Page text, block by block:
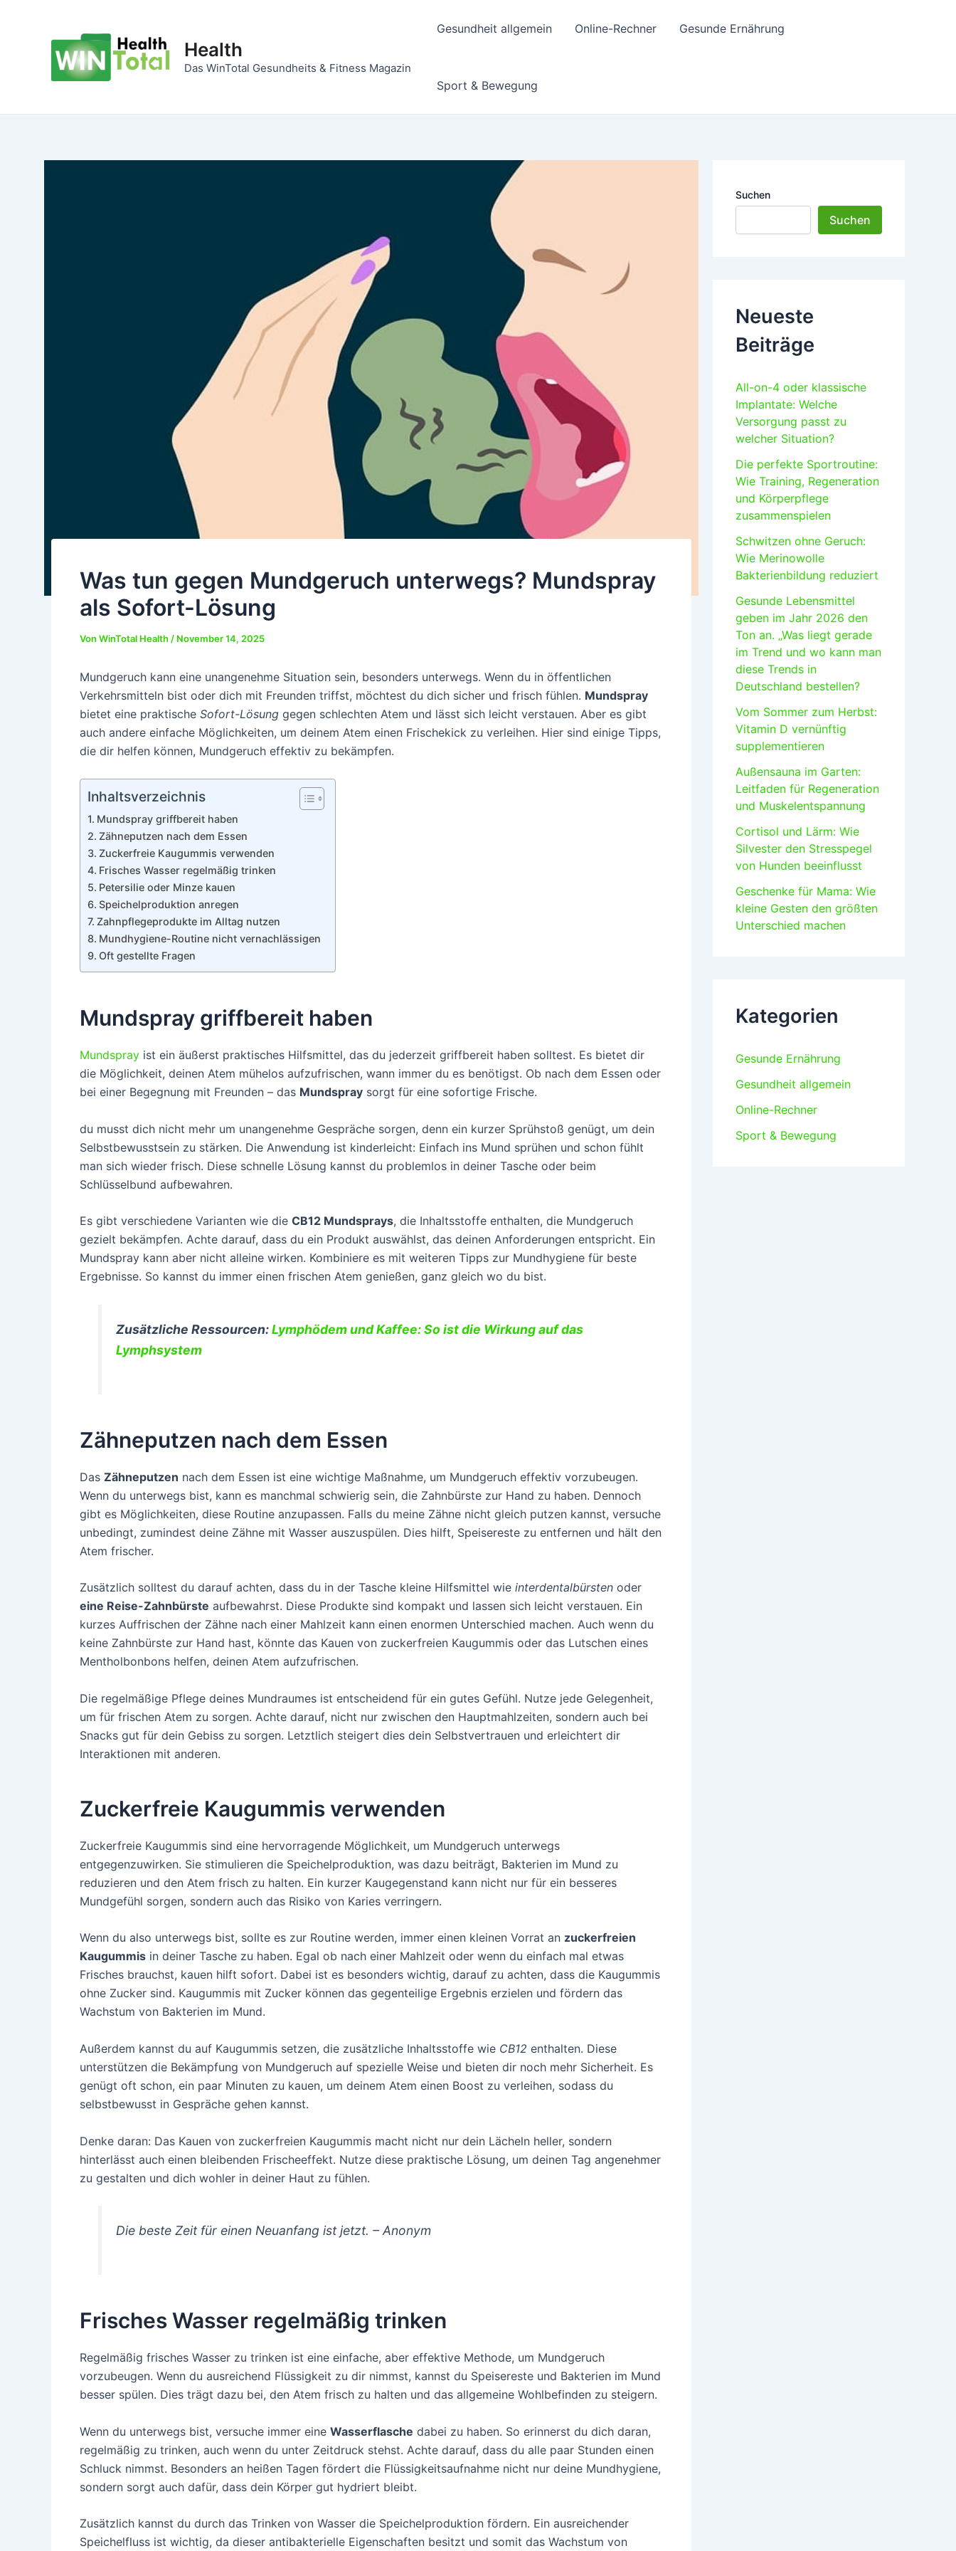
Health
Das WinTotal Gesundheits & Fitness Magazin
Gesundheit allgemein Online-Rechner Gesunde Ernährung
Sport & Bewegung
Was tun gegen Mundgeruch unterwegs? Mundspray
als Sofort-Lösung
Von WinTotal Health/ November 14, 2025
Mundgeruch kann eine unangenehme Situation sein, besonders unterwegs. Wenn du in öffentlichen
Verkehrsmitteln bist oder dich mit Freunden triffst, möchtest du dich sicher und frisch fühlen. Mundspray
bietet eine praktische Sofort-Lösung gegen schlechten Atem und lässt sich leicht verstauen. Aber es gibt
auch andere einfache Möglichkeiten, um deinem Atem einen Frischekick zu verleihen. Hier sind einige Tipps,
die dir helfen können, Mundgeruch effektiv zu bekämpfen.
Inhaltsverzeichnis
Mundspray griffbereit haben
Zähneputzen nach dem Essen
Zuckerfreie Kaugummis verwenden
Frisches Wasser regelmäßig trinken
Petersilie oder Minze kauen
Speichelproduktion anregen
Zahnpflegeprodukte im Alltag nutzen
Mundhygiene-Routine nicht vernachlässigen
Oft gestellte Fragen
Mundspray griffbereit haben
Mundspray ist ein äußerst praktisches Hilfsmittel, das du jederzeit griffbereit haben solltest. Es bietet dir
die Möglichkeit, deinen Atem mühelos aufzufrischen, wann immer du es benötigst. Ob nach dem Essen oder
bei einer Begegnung mit Freunden – das Mundspray sorgt für eine sofortige Frische.
du musst dich nicht mehr um unangenehme Gespräche sorgen, denn ein kurzer Sprühstoß genügt, um dein
Selbstbewusstsein zu stärken. Die Anwendung ist kinderleicht: Einfach ins Mund sprühen und schon fühlt
man sich wieder frisch. Diese schnelle Lösung kannst du problemlos in deiner Tasche oder beim
Schlüsselbund aufbewahren.
Es gibt verschiedene Varianten wie die CB12 Mundsprays, die Inhaltsstoffe enthalten, die Mundgeruch
gezielt bekämpfen. Achte darauf, dass du ein Produkt auswählst, das deinen Anforderungen entspricht. Ein
Mundspray kann aber nicht alleine wirken. Kombiniere es mit weiteren Tipps zur Mundhygiene für beste
Ergebnisse. So kannst du immer einen frischen Atem genießen, ganz gleich wo du bist.
Zusätzliche Ressourcen:Lymphödem und Kaffee: So ist die Wirkung auf das
Lymphsystem
Zähneputzen nach dem Essen
Das Zähneputzen nach dem Essen ist eine wichtige Maßnahme, um Mundgeruch effektiv vorzubeugen.
Wenn du unterwegs bist, kann es manchmal schwierig sein, die Zahnbürste zur Hand zu haben. Dennoch
gibt es Möglichkeiten, diese Routine anzupassen. Falls du meine Zähne nicht gleich putzen kannst, versuche
unbedingt, zumindest deine Zähne mit Wasser auszuspülen. Dies hilft, Speisereste zu entfernen und hält den
Atem frischer.
Zusätzlich solltest du darauf achten, dass du in der Tasche kleine Hilfsmittel wie interdentalbürsten oder
eine Reise-Zahnbürste aufbewahrst. Diese Produkte sind kompakt und lassen sich leicht verstauen. Ein
kurzes Auffrischen der Zähne nach einer Mahlzeit kann einen enormen Unterschied machen. Auch wenn du
keine Zahnbürste zur Hand hast, könnte das Kauen von zuckerfreien Kaugummis oder das Lutschen eines
Mentholbonbons helfen, deinen Atem aufzufrischen.
Die regelmäßige Pflege deines Mundraumes ist entscheidend für ein gutes Gefühl. Nutze jede Gelegenheit,
um für frischen Atem zu sorgen. Achte darauf, nicht nur zwischen den Hauptmahlzeiten, sondern auch bei
Snacks gut für dein Gebiss zu sorgen. Letztlich steigert dies dein Selbstvertrauen und erleichtert dir
Interaktionen mit anderen.
Zuckerfreie Kaugummis verwenden
Zuckerfreie Kaugummis sind eine hervorragende Möglichkeit, um Mundgeruch unterwegs
entgegenzuwirken. Sie stimulieren die Speichelproduktion, was dazu beiträgt, Bakterien im Mund zu
reduzieren und den Atem frisch zu halten. Ein kurzer Kaugegenstand kann nicht nur für ein besseres
Mundgefühl sorgen, sondern auch das Risiko von Karies verringern.
Wenn du also unterwegs bist, sollte es zur Routine werden, immer einen kleinen Vorrat an zuckerfreien
Kaugummis in deiner Tasche zu haben. Egal ob nach einer Mahlzeit oder wenn du einfach mal etwas
Frisches brauchst, kauen hilft sofort. Dabei ist es besonders wichtig, darauf zu achten, dass die Kaugummis
ohne Zucker sind. Kaugummis mit Zucker können das gegenteilige Ergebnis erzielen und fördern das
Wachstum von Bakterien im Mund.
Außerdem kannst du auf Kaugummis setzen, die zusätzliche Inhaltsstoffe wie CB12 enthalten. Diese
unterstützen die Bekämpfung von Mundgeruch auf spezielle Weise und bieten dir noch mehr Sicherheit. Es
genügt oft schon, ein paar Minuten zu kauen, um deinem Atem einen Boost zu verleihen, sodass du
selbstbewusst in Gespräche gehen kannst.
Denke daran: Das Kauen von zuckerfreien Kaugummis macht nicht nur dein Lächeln heller, sondern
hinterlässt auch einen bleibenden Frischeeffekt. Nutze diese praktische Lösung, um deinen Tag angenehmer
zu gestalten und dich wohler in deiner Haut zu fühlen.
Die beste Zeit für einen Neuanfang ist jetzt. – Anonym
Frisches Wasser regelmäßig trinken
Regelmäßig frisches Wasser zu trinken ist eine einfache, aber effektive Methode, um Mundgeruch
vorzubeugen. Wenn du ausreichend Flüssigkeit zu dir nimmst, kannst du Speisereste und Bakterien im Mund
besser spülen. Dies trägt dazu bei, den Atem frisch zu halten und das allgemeine Wohlbefinden zu steigern.
Wenn du unterwegs bist, versuche immer eine Wasserflasche dabei zu haben. So erinnerst du dich daran,
regelmäßig zu trinken, auch wenn du unter Zeitdruck stehst. Achte darauf, dass du alle paar Stunden einen
Schluck nimmst. Besonders an heißen Tagen fördert die Flüssigkeitsaufnahme nicht nur deine Mundhygiene,
sondern sorgt auch dafür, dass dein Körper gut hydriert bleibt.
Zusätzlich kannst du durch das Trinken von Wasser die Speichelproduktion fördern. Ein ausreichender
Speichelfluss ist wichtig, da dieser antibakterielle Eigenschaften besitzt und somit das Wachstum von
Suchen
Suchen
Neueste
Beiträge
All-on-4 oder klassische
Implantate: Welche
Versorgung passt zu
welcher Situation?
Die perfekte Sportroutine:
Wie Training, Regeneration
und Körperpflege
zusammenspielen
Schwitzen ohne Geruch:
Wie Merinowolle
Bakterienbildung reduziert
Gesunde Lebensmittel
geben im Jahr 2026 den
Ton an. „Was liegt gerade
im Trend und wo kann man
diese Trends in
Deutschland bestellen?
Vom Sommer zum Herbst:
Vitamin D vernünftig
supplementieren
Außensauna im Garten:
Leitfaden für Regeneration
und Muskelentspannung
Cortisol und Lärm: Wie
Silvester den Stresspegel
von Hunden beeinflusst
Geschenke für Mama: Wie
kleine Gesten den größten
Unterschied machen
Kategorien
Gesunde Ernährung
Gesundheit allgemein
Online-Rechner
Sport & Bewegung